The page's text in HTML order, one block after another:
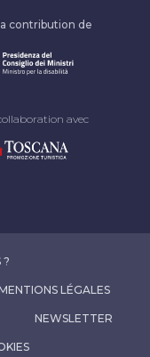
contribution de
avec
?
LÉGALES
NEWSLETTER